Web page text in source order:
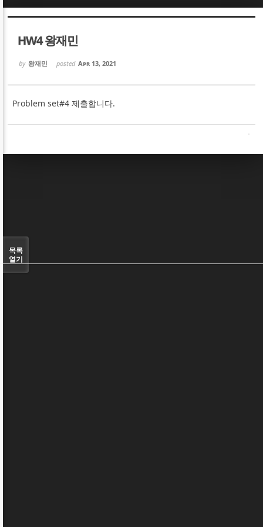
HW4 왕재민
by 왕재민 posted Apr 13, 2021
Problem set#4 제출합니다.
목록
열기
Sketchbook5, 스케치북5
Sketchbook5, 스케치북5
Sketchbook5, 스케치북5
Sketchbook5, 스케치북5